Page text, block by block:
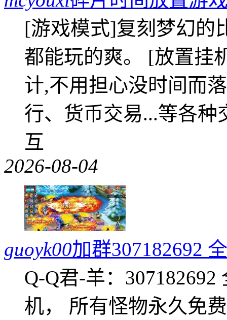
[游戏模式]复刻梦幻的
都能玩的爽。 [放置挂
计,不用担心没时间而
行、货币交易...等各
互
2026-08-04
guoyk00加群307182692
Q-Q君-羊：
机， 所有怪物永久免